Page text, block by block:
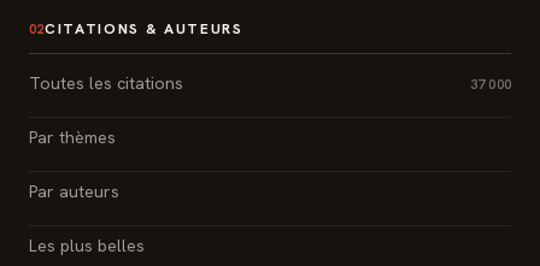
02CITATIONS & AUTEURS
Toutes les citations 37 000
Par thèmes
Par auteurs
Les plus belles